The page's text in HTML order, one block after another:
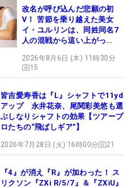
改名が呼び込んだ悲願の初
V！ 苦節を乗り越えた美女
イ・ユルリンは、同姓同名7
人の混戦から這い上がっ
2026年8月6日 (木) 11時30分
15
皆吉愛寿香は『L』シャフトで11yd
アップ 永井花奈、尾関彩美悠も選
ぶしなりシャフトの効果【ツアープ
ロたちの“飛ばしギア”】
2026年7月28日 (火) 16時00分 21
『4』が消え『R』が加わった！ ス
リクソン『ZXi R/5/7』＆『ZXiU』